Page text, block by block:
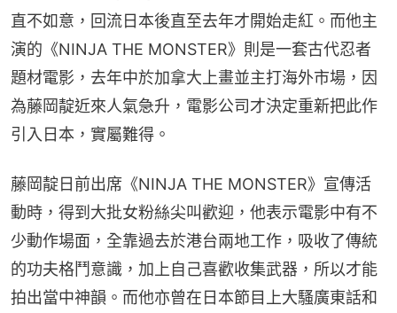
直不如意，回流日本後直至去年才開始走紅。而他主
演的《NINJA THE MONSTER》則是一套古代忍者
題材電影，去年中於加拿大上畫並主打海外市場，因
為藤岡靛近來人氣急升，電影公司才決定重新把此作
引入日本，實屬難得。
藤岡靛日前出席《NINJA THE MONSTER》宣傳活
動時，得到大批女粉絲尖叫歡迎，他表示電影中有不
少動作場面，全靠過去於港台兩地工作，吸收了傳統
的功夫格鬥意識，加上自己喜歡收集武器，所以才能
拍出當中神韻。而他亦曾在日本節目上大騷廣東話和